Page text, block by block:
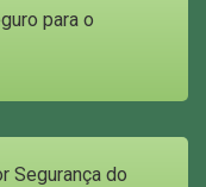
para o
Segurança do